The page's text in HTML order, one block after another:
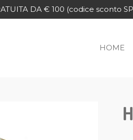
DA € 100 (codice sconto
HOME